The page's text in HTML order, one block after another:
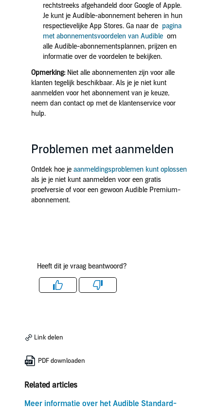
rechtstreeks afgehandeld door Google of Apple.
Je kunt je Audible-abonnement beheren in hun
respectievelijke App Stores. Ga naar de pagina
met abonnementsvoordelen van Audibleom
alle Audible-abonnementsplannen, prijzen en
informatie over de voordelen te bekijken.
Opmerking:Niet alle abonnementen zijn voor alle
klanten tegelijk beschikbaar. Als je je niet kunt
aanmelden voor het abonnement van je keuze,
neem dan contact op met de klantenservice voor
hulp.
Problemen met aanmelden
Ontdek hoe je aanmeldingsproblemen kunt oplossen
als je je niet kunt aanmelden voor een gratis
proefversie of voor een gewoon Audible Premium-
abonnement.
Heeft dit je vraag beantwoord?
Like Dislike
Link delen
PDF downloaden
Related articles
Meer informatie over het Audible Standard-